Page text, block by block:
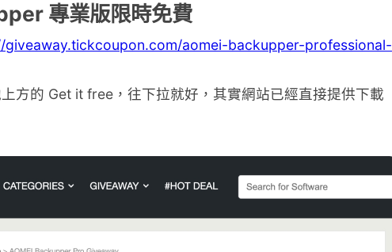
專業版限時免費
giveaway.tickcoupon.com/aomei-backupper-professional-
方的 Get it free，往下拉就好，其實網站已經直接提供下載